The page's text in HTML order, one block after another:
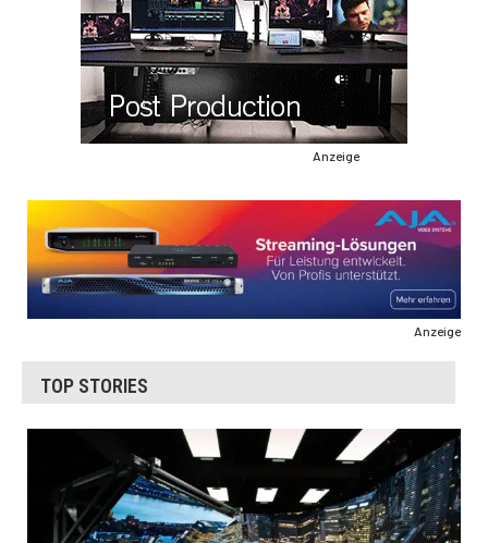
Anzeige
Anzeige
TOP STORIES